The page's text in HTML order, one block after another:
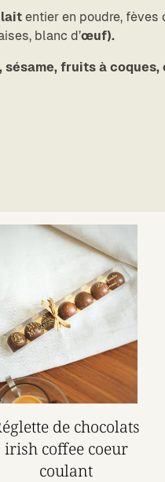
lait entier en poudre,
blanc d’œuf).
sésame, fruits à
de chocolats
irish coffee coeur
coulant